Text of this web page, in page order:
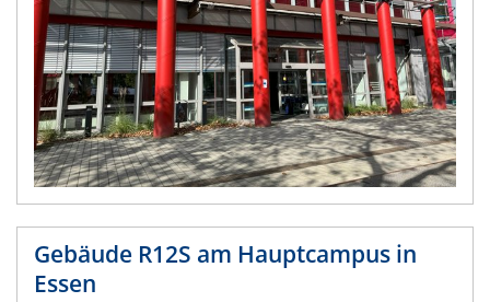
Gebäude R12S am Hauptcampus in
Essen